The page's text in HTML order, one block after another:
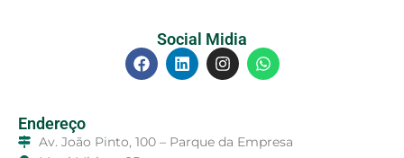
Social Midia
Endereço
Av. João Pinto, 100 – Parque da Empresa